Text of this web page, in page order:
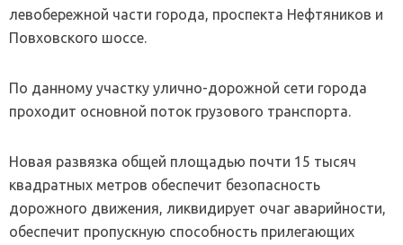
левобережной части города, проспекта Нефтяников и
Повховского шоссе.
По данному участку улично-дорожной сети города
проходит основной поток грузового транспорта.
Новая развязка общей площадью почти 15 тысяч
квадратных метров обеспечит безопасность
дорожного движения, ликвидирует очаг аварийности,
обеспечит пропускную способность прилегающих